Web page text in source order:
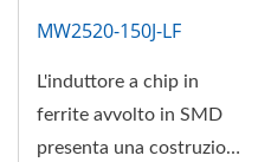
MW2520-150J-LF
L'induttore a chip in
ferrite avvolto in SMD
presenta una costruzione